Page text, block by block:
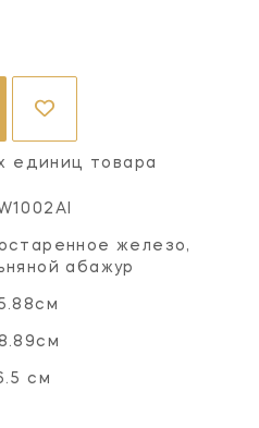
единиц товара
железо,
абажур
см